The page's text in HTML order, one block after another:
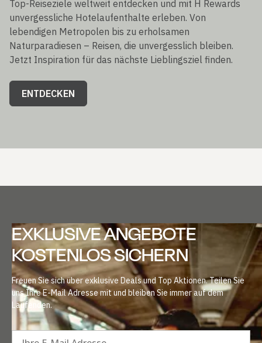
lebendigen Metropolen bis zu erholsamen
Naturparadiesen – Reisen, die unvergesslich bleiben.
Jetzt Inspiration für das nächste Lieblingsziel finden.
ENTDECKEN
KOSTENLOS SICHERN
Freuen Sie sich über exklusive Deals und Top Aktionen. Teilen Sie
uns Ihre E-Mail Adresse mit und bleiben Sie immer auf dem
Laufenden.
Ihre E-Mail Adresse